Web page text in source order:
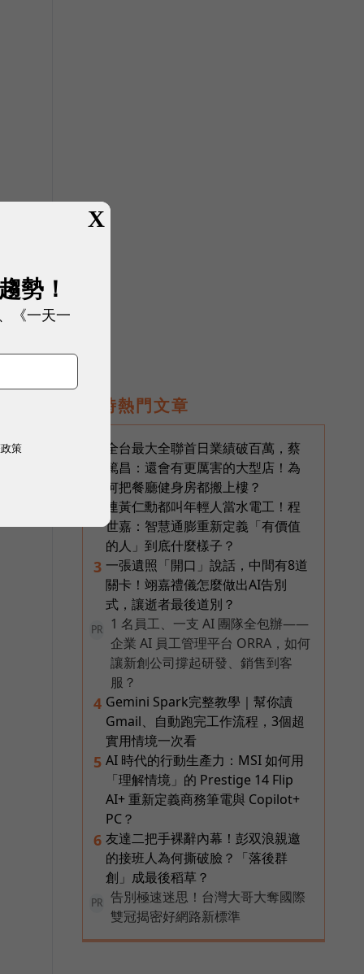
即時熱門文章
全台最大全聯首日業績破百萬，蔡
篤昌：還會有更厲害的大型店！為
何把餐廳健身房都搬上樓？
連黃仁勳都叫年輕人當水電工！程
世嘉：智慧通膨重新定義「有價值
的人」到底什麼樣子？
3 一張遺照「開口」說話，中間有8道
關卡！翊嘉禮儀怎麼做出AI告別
式，讓逝者最後道別？
PR
1 名員工、一支 AI 團隊全包辦——
企業 AI 員工管理平台 ORRA，如何
讓新創公司撐起研發、銷售到客
服？
4 Gemini Spark完整教學｜幫你讀
Gmail、自動跑完工作流程，3個超
實用情境一次看
5 AI 時代的行動生產力：MSI 如何用
「理解情境」的 Prestige 14 Flip
AI+ 重新定義商務筆電與 Copilot+
PC？
6 友達二把手裸辭內幕！彭双浪親邀
的接班人為何撕破臉？「落後群
創」成最後稻草？
PR
告別極速迷思！台灣大哥大奪國際
雙冠揭密好網路新標準
X
勢！
《一天一
策